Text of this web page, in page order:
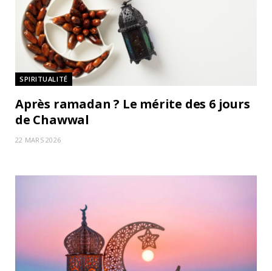
SPIRITUALITÉ
Après ramadan ? Le mérite des 6 jours
de Chawwal
22 MARS 2026